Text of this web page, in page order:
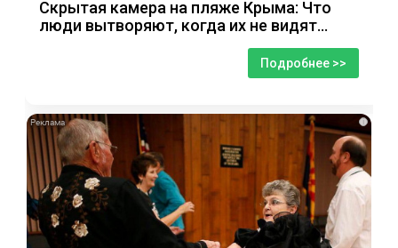
Скрытая камера на пляже Крыма: Что
люди вытворяют, когда их не видят...
Подробнее >>
i